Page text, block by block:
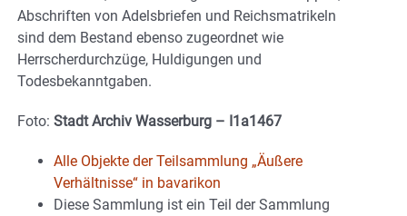
Abschriften von Adelsbriefen und Reichsmatrikeln
sind dem Bestand ebenso zugeordnet wie
Herrscherdurchzüge, Huldigungen und
Todesbekanntgaben.
Foto: Stadt Archiv Wasserburg – I1a1467
Alle Objekte der Teilsammlung „Äußere
Verhältnisse“ in bavarikon
Diese Sammlung ist ein Teil der Sammlung